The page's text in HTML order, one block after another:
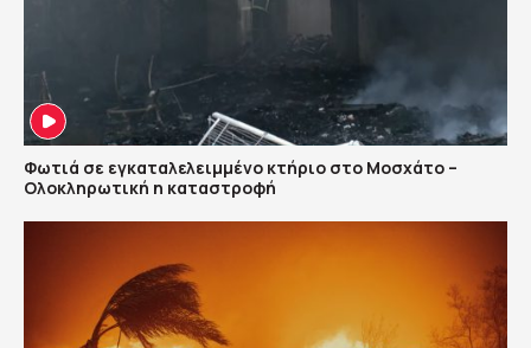
Φωτιά σε εγκαταλελειμμένο κτήριο στο Μοσχάτο –
Ολοκληρωτική η καταστροφή